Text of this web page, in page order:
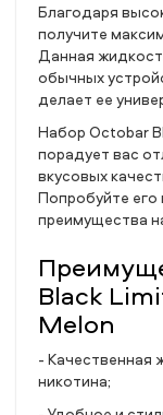
Благодаря
получите
Данная
обычных
делает ее
Набор Octobar
порадует вас
вкусовых
Попробуйте его
преимущества
Black
Melon
- Качественная
никотина;